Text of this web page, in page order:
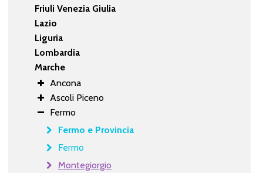
Friuli Venezia Giulia
Lazio
Liguria
Lombardia
Marche
Ancona
Ascoli Piceno
Fermo
Fermo e Provincia
Fermo
Montegiorgio